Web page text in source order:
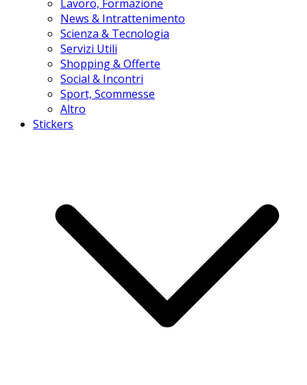
Lavoro, Formazione
News & Intrattenimento
Scienza & Tecnologia
Servizi Utili
Shopping & Offerte
Social & Incontri
Sport, Scommesse
Altro
Stickers